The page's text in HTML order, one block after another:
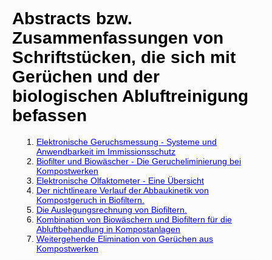
Abstracts bzw.
Zusammenfassungen von
Schriftstücken, die sich mit
Gerüchen und der
biologischen Abluftreinigung
befassen
Elektronische Geruchsmessung - Systeme und
Anwendbarkeit im Immissionsschutz
Biofilter und Biowäscher - Die Gerucheliminierung bei
Kompostwerken
Elektronische Olfaktometer - Eine Übersicht
Der nichtlineare Verlauf der Abbaukinetik von
Kompostgeruch in Biofiltern.
Die Auslegungsrechnung von Biofiltern.
Kombination von Biowäschern und Biofiltern für die
Abluftbehandlung in Kompostanlagen
Weitergehende Elimination von Gerüchen aus
Kompostwerken